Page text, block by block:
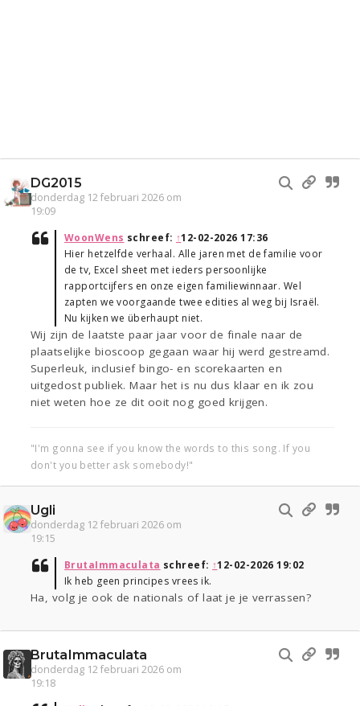
DG2015
donderdag 12 februari 2026 om
19:09
WoonWens schreef: ↑12-02-2026 17:36
Hier hetzelfde verhaal. Alle jaren met de familie voor
de tv, Excel sheet met ieders persoonlijke
rapportcijfers en onze eigen familiewinnaar. Wel
zapten we voorgaande twee edities al weg bij Israël.
Nu kijken we überhaupt niet.
Wij zijn de laatste paar jaar voor de finale naar de
plaatselijke bioscoop gegaan waar hij werd gestreamd.
Superleuk, inclusief bingo- en scorekaarten en
uitgedost publiek. Maar het is nu dus klaar en ik zou
niet weten hoe ze dit ooit nog goed krijgen.
"I'm gonna see if you know the words to this song. If you
don't you better ask somebody!"
Ugli
donderdag 12 februari 2026 om
19:15
BrutaImmaculata schreef: ↑12-02-2026 19:02
Ik heb geen principes vrees ik.
Ha, volg je ook de nationals of laat je je verrassen?
BrutaImmaculata
donderdag 12 februari 2026 om
19:18